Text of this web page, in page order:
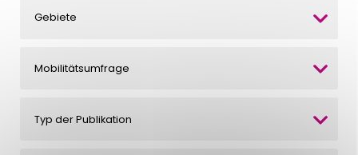
Gebiete
Mobilitätsumfrage
Typ der Publikation